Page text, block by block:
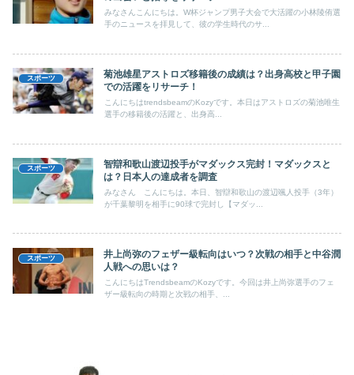
みなさんこんにちは。W杯ジャンプ男子大会で大活躍の小林陵侑選
手のニュースを拝見して、彼の学生時代のサ...
スポーツ
菊池雄星アストロズ移籍後の成績は？出身高校と甲子園
での活躍をリサーチ！
こんにちはtrendsbeamのKozyです。本日はアストロズの菊池唯生
選手の移籍後の活躍と、出身高...
スポーツ
智辯和歌山渡辺投手がマダックス完封！マダックスと
は？日本人の達成者を調査
みなさん こんにちは。本日、智辯和歌山の渡辺颯人投手（3年）
が千葉黎明を相手に90球で完封し【マダッ...
スポーツ
井上尚弥のフェザー級転向はいつ？次戦の相手と中谷潤
人戦への思いは？
こんにちはTrendsbeamのKozyです。今回は井上尚弥選手のフェ
ザー級転向の時期と次戦の相手、...